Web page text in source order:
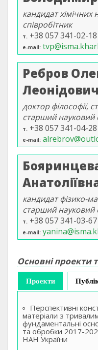
кандидат
співробітник
т. +38 057 341-02-18
e-mail
Ребров
Леонідович
доктор філософії,
старший науковий
т. +38 057 341-04-28
e-mail
кандидат фізико-
старший науковий
т. +38 057 341-03-67
e-mail
Основні проекти
Проекти (активна
Перспективні
матеріали з
фундаментальні
та обробки 2017-
НАН України